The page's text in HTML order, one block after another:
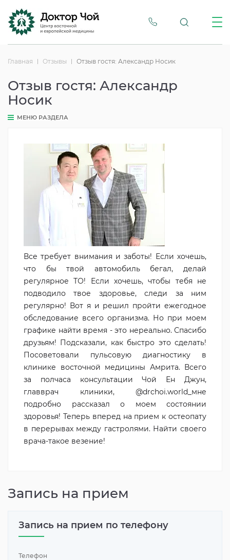
Главная Отзывы Отзыв гостя: Александр Носик
Отзыв гостя: Александр
Носик
МЕНЮ РАЗДЕЛА
Все требует внимания и заботы! Если хочешь,
что бы твой автомобиль бегал, делай
регулярное ТО! Если хочешь, чтобы тебя не
подводило твое здоровье, следи за ним
регулярно! Вот я и решил пройти ежегодное
обследование всего организма. Но при моем
графике найти время - это нереально. Спасибо
друзьям! Подсказали, как быстро это сделать!
Посоветовали пульсовую диагностику в
клинике восточной медицины Амрита. Всего
за полчаса консультации Чой Ен Джун,
главврач клиники, @drchoi.world_мне
подробно рассказал о моем состоянии
здоровья! Теперь вперед на прием к остеопату
в перерывах между гастролями. Найти своего
врача-такое везение!
Запись на прием
Запись на прием по телефону
Телефон